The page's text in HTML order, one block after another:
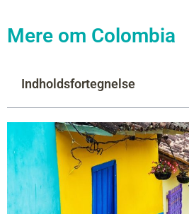
Mere om Colombia
Indholdsfortegnelse